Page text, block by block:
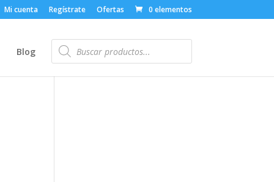
Mi cuenta Regístrate Ofertas 0 elementos
Blog
Búsqueda
de
productos